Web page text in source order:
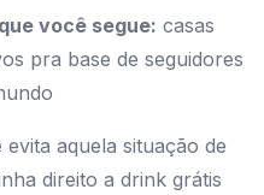
você segue: casas
pra base de seguidores
aquela situação de
direito a drink grátis